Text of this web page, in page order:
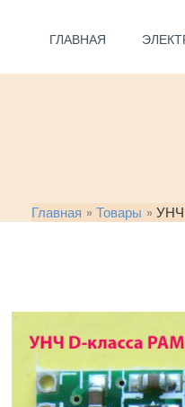
ГЛАВНАЯ
Главная Товары УНЧ